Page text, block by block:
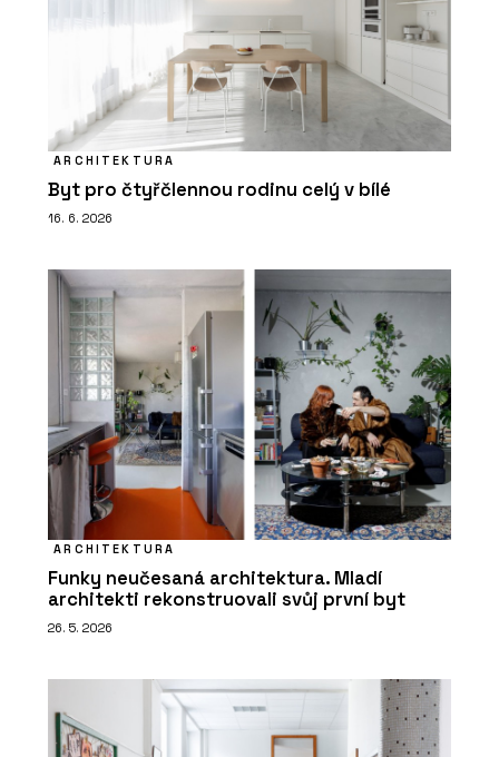
ARCHITEKTURA
Byt pro čtyřčlennou rodinu celý v bílé
16. 6. 2026
ARCHITEKTURA
Funky neučesaná architektura. Mladí
architekti rekonstruovali svůj první byt
26. 5. 2026